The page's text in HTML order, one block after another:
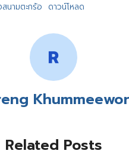
นามตะกร้อ ดาวน์โหลด
Related Posts